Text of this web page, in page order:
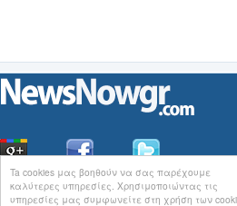
Ta cookies μας βοηθούν να σας παρέχουμε
καλύτερες υπηρεσίες. Χρησιμοποιώντας τις
υπηρεσίες μας συμφωνείτε στη χρήση των
ΟιΕιδήσεις του NewsNowgr.com στοiNews